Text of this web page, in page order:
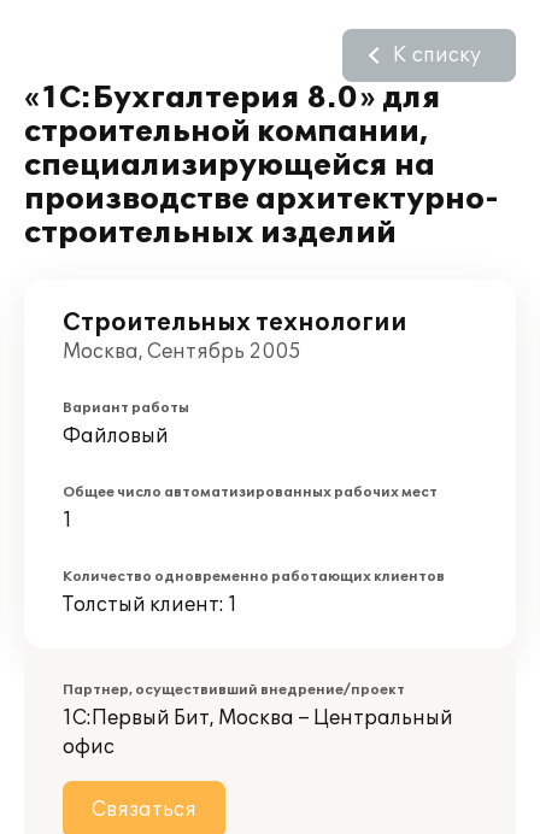
«1С:Бухгалтерия 8.0» для
строительной компании,
специализирующейся на
производстве архитектурно-
строительных изделий
К списку
Строительных технологии
Москва, Сентябрь 2005
Вариант работы
Файловый
Общее число автоматизированных рабочих мест
1
Количество одновременно работающих клиентов
Толстый клиент: 1
Партнер, осуществивший внедрение/проект
1С:Первый Бит, Москва – Центральный
офис
Связаться